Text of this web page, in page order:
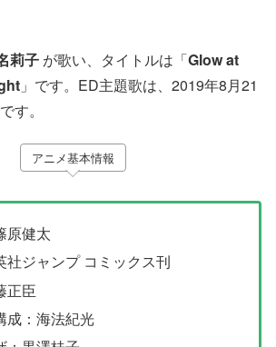
莉子 が歌い、タイトルは「Glow at
」です。ED主題歌は、2019年8月21
す。
アニメ基本情報
原健太
社ジャンプ コミックス刊
正臣
成：海法紀光